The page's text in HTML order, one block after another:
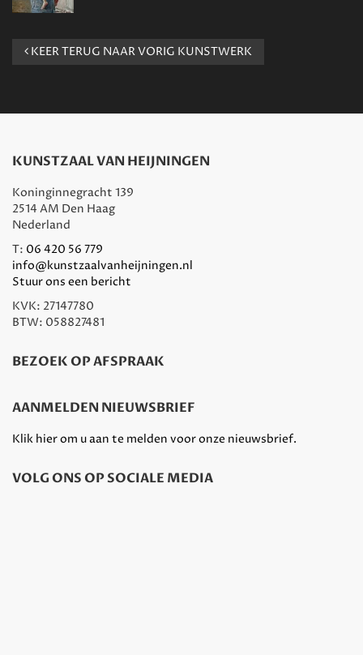
KEER TERUG NAAR VORIG KUNSTWERK
KUNSTZAAL VAN HEIJNINGEN
Koninginnegracht 139
2514 AM Den Haag
Nederland
T: 06 420 56 779
info@kunstzaalvanheijningen.nl
Stuur ons een bericht
KVK: 27147780
BTW: 058827481
BEZOEK OP AFSPRAAK
AANMELDEN NIEUWSBRIEF
Klik hier om u aan te melden voor onze nieuwsbrief.
VOLG ONS OP SOCIALE MEDIA